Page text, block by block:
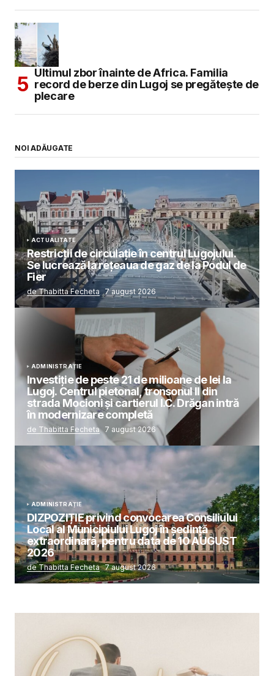
Ultimul zbor înainte de Africa. Familia
record de berze din Lugoj se pregătește de
plecare
NOI ADĂUGATE
ACTUALITATE
Restricții de circulație în centrul Lugojului.
Se lucrează la rețeaua de gaz de la Podul de
Fier
de Thabitta Fecheta 7 august 2026
ADMINISTRAȚIE
Investiție de peste 21 de milioane de lei la
Lugoj. Centrul pietonal, tronsonul II din
strada Mocioni și cartierul I.C. Drăgan intră
în modernizare completă
de Thabitta Fecheta 7 august 2026
ADMINISTRAȚIE
DIZPOZIȚIE privind convocarea Consiliului
Local al Municipiului Lugoj în şedinţă
extraordinară, pentru data de 10 AUGUST
2026
de Thabitta Fecheta 7 august 2026